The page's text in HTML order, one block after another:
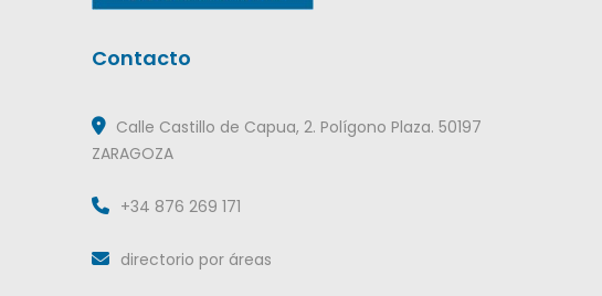
Contacto
Calle Castillo de Capua, 2. Polígono Plaza. 50197
ZARAGOZA
+34 876 269 171
directorio por áreas